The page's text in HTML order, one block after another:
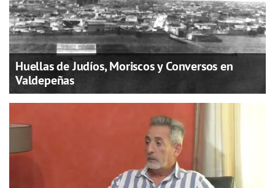
Huellas de Judíos, Moriscos y Conversos en
Valdepeñas